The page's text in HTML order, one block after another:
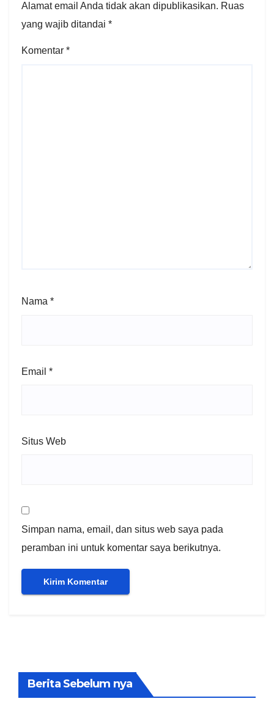
Alamat email Anda tidak akan dipublikasikan. Ruas
yang wajib ditandai *
Komentar *
Nama *
Email *
Situs Web
Simpan nama, email, dan situs web saya pada
peramban ini untuk komentar saya berikutnya.
Berita Sebelum nya